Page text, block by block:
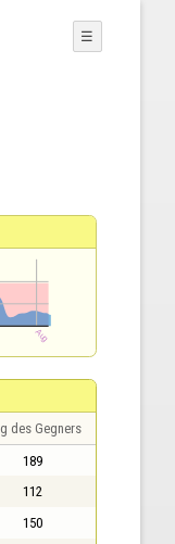
☰
des Gegners
189
112
150